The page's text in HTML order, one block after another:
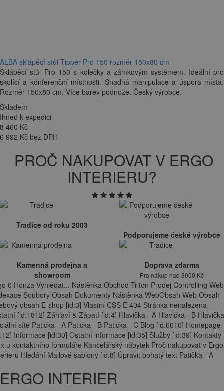
ALBA sklápěcí stůl Tipper Pro 150 rozměr 150x80 cm
Sklápěcí stůl Pro 150 s kolečky a zámkovým systémem. Ideální pro
školící a konferenční místnosti. Snadná manipulace a úspora místa.
Rozměr 150x80 cm. Více barev podnože. Český výrobce.
Skladem
Ihned k expedici
8 460 Kč
6 992 Kč bez DPH
PROČ NAKUPOVAT V ERGO
INTERIERU?
Tradice od roku 2003
Podporujeme české výrobce
Kamenná prodejna a
showroom
Doprava zdarma
Pro nákup nad 3000 Kč
0 Honza Vyhledat... Nástěnka Obchod Triton Prodej Controlling Web
Soubory Obsah Dokumenty Nástěnka WebObsah Web Obsah
obsah E-shop [id:3] Vlastní CSS E 404 Stránka nenalezena
[id:1812] Záhlaví & Zápatí [id:4] Hlavička - A Hlavička - B
sítě Patička - A Patička - B Patička - C Blog [id:6010] Homepage
Informace [id:30] Ostatní informace [id:35] Služby [id:39] Kontakty
u kontaktního formuláře Kancelářský nábytek Proč nakupovat v Ergo
Hledání Mailové šablony [id:8] Úpravit bohatý text Patička - A
ERGO INTERIER